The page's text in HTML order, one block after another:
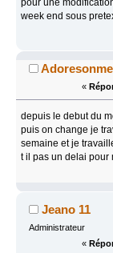
pour une
week end sous
«
depuis le debut du
puis on change je
semaine et je
t il pas un delai pour
Jeano 11
Administrateur
«